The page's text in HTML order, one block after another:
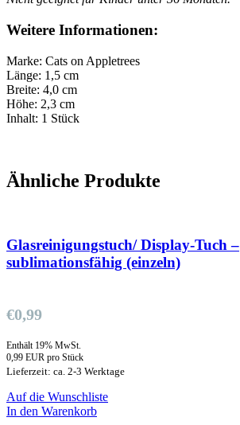
Weitere Informationen:
Marke: Cats on Appletrees
Länge: 1,5 cm
Breite: 4,0 cm
Höhe: 2,3 cm
Inhalt: 1 Stück
Ähnliche Produkte
Glasreinigungstuch/ Display-Tuch –
sublimationsfähig (einzeln)
€0,99
Enthält 19% MwSt.
0,99 EUR pro Stück
Lieferzeit: ca. 2-3 Werktage
Auf die Wunschliste
In den Warenkorb